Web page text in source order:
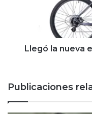
KANYLlegó la nueva
Publicaciones